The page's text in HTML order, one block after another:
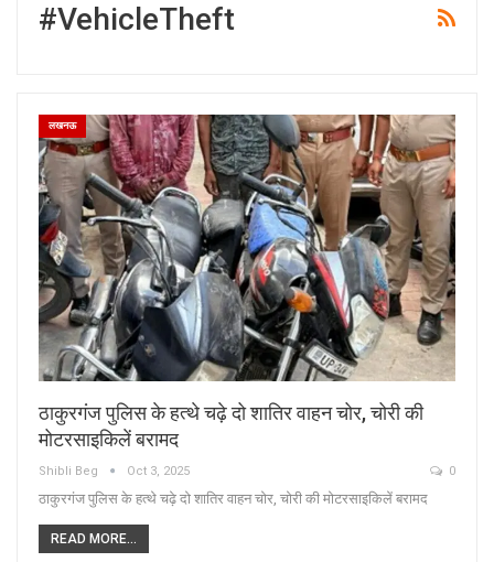
#VehicleTheft
लखनऊ
ठाकुरगंज पुलिस के हत्थे चढ़े दो शातिर वाहन चोर, चोरी की
मोटरसाइकिलें बरामद
Shibli Beg Oct 3, 2025 0
ठाकुरगंज पुलिस के हत्थे चढ़े दो शातिर वाहन चोर, चोरी की मोटरसाइकिलें बरामद
READ MORE...